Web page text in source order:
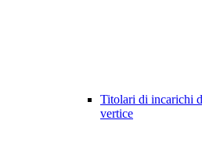
Titolari di incarichi
vertice